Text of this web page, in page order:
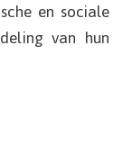
en sociale
van hun